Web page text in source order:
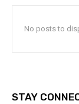
No posts to
STAY